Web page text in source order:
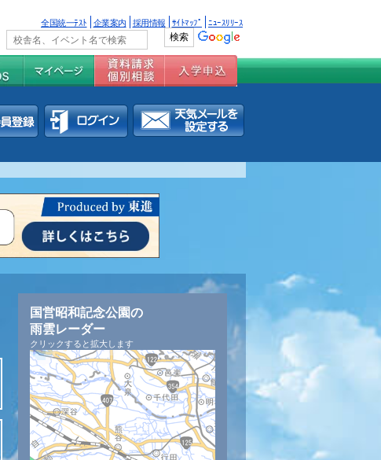
全国統一ﾃｽﾄ 企業案内 採用情報 ｻｲﾄﾏｯﾌﾟ ﾆｭｰｽﾘﾘｰｽ
国営昭和記念公園の
雨雲レーダー
クリックすると拡大します